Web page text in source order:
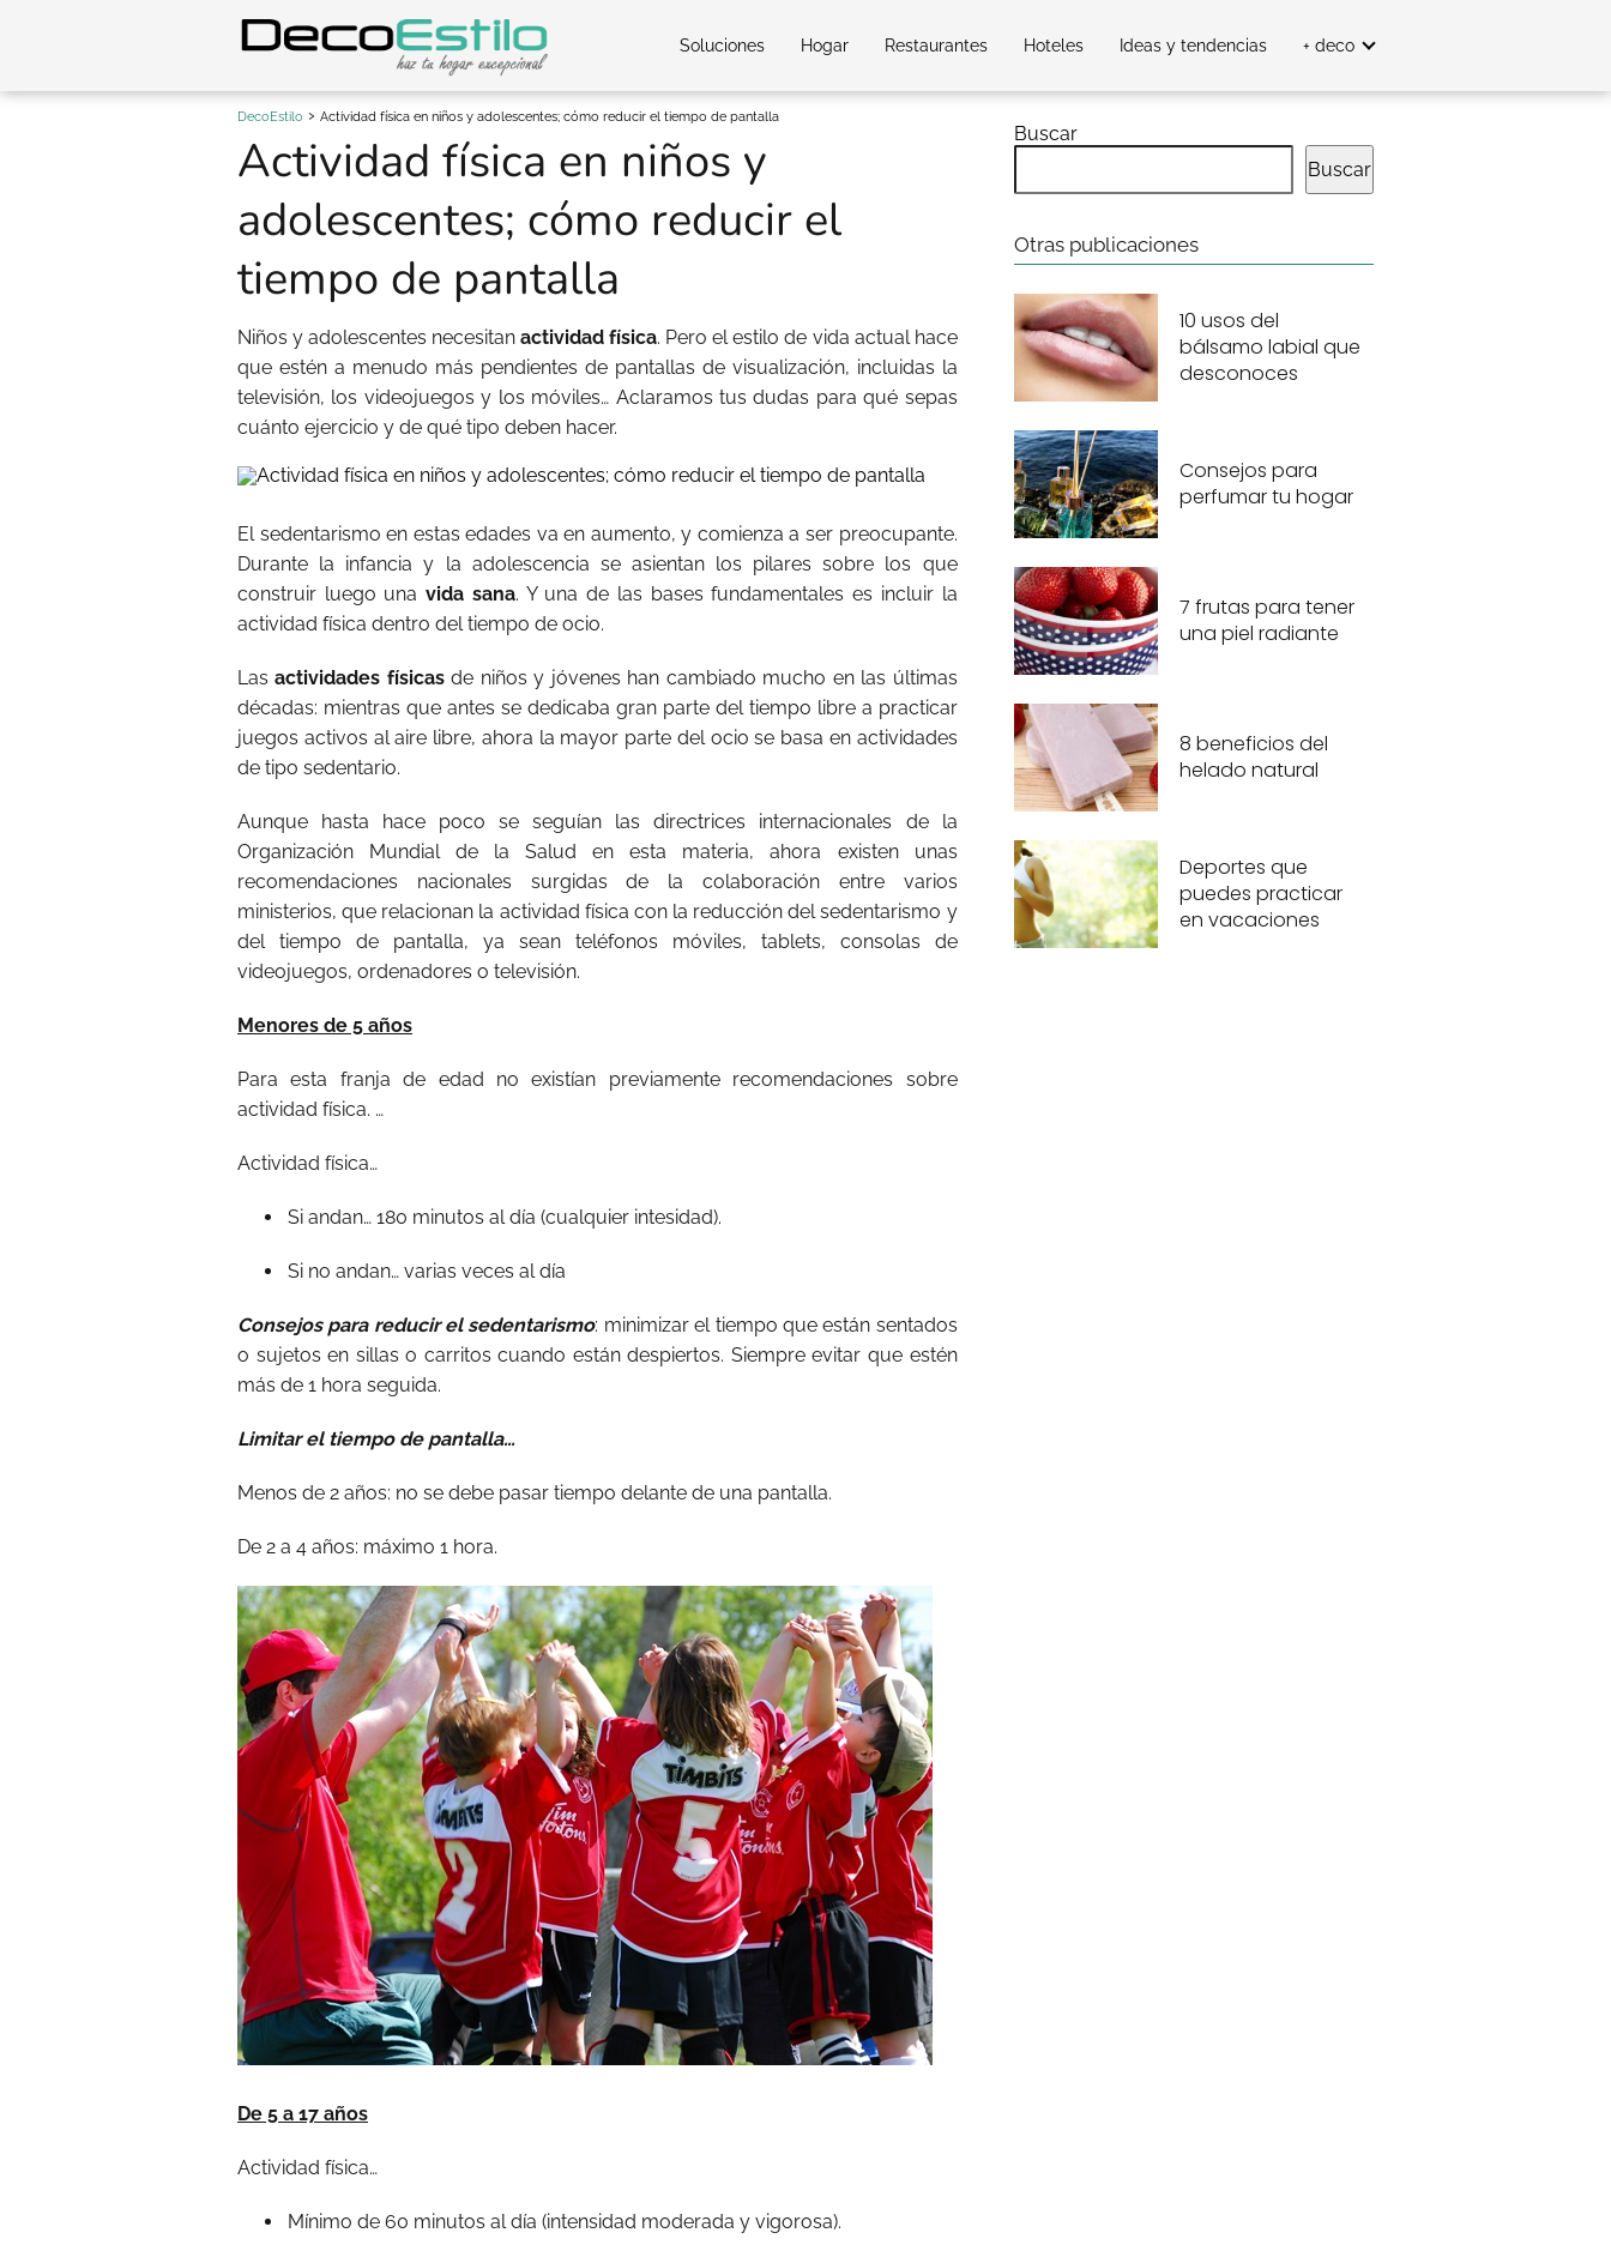
Soluciones Hogar Restaurantes Hoteles Ideas y tendencias + deco
DecoEstilo Actividad física en niños y adolescentes; cómo reducir el tiempo de pantalla
Actividad física en niños y
adolescentes; cómo reducir el
tiempo de pantalla
Niños y adolescentes necesitanactividad física. Pero el estilo de vida actual hace
que estén a menudo más pendientes de pantallas de visualización, incluidas la
televisión, los videojuegos y los móviles… Aclaramos tus dudas para qué sepas
cuánto ejercicio y de qué tipo deben hacer.
El sedentarismo en estas edades va en aumento, y comienza a ser preocupante.
Durante la infancia y la adolescencia se asientan los pilares sobre los que
construir luego unavida sana. Y una de las bases fundamentales es incluir la
actividad física dentro del tiempo de ocio.
Lasactividades físicasde niños y jóvenes han cambiado mucho en las últimas
décadas: mientras que antes se dedicaba gran parte del tiempo libre a practicar
juegos activos al aire libre, ahora la mayor parte del ocio se basa en actividades
de tipo sedentario.
Aunque hasta hace poco se seguían las directrices internacionales de la
Organización Mundial de la Salud en esta materia, ahora existen unas
recomendaciones nacionales surgidas de la colaboración entre varios
ministerios, que relacionan la actividad física con la reducción del sedentarismo y
del tiempo de pantalla, ya sean teléfonos móviles, tablets, consolas de
videojuegos, ordenadores o televisión.
Menores de 5 años
Para esta franja de edad no existían previamente recomendaciones sobre
actividad física. …
Actividad física…
Si andan… 180 minutos al día (cualquier intesidad).
Si no andan… varias veces al día
Consejos para reducir el sedentarismo: minimizar el tiempo que están sentados
o sujetos en sillas o carritos cuando están despiertos. Siempre evitar que estén
más de 1 hora seguida.
Limitar el tiempo de pantalla…
Menos de 2 años: no se debe pasar tiempo delante de una pantalla.
De 2 a 4 años: máximo 1 hora.
De 5 a 17 años
Actividad física…
Mínimo de 60 minutos al día (intensidad moderada y vigorosa).
Buscar
Buscar
Otras publicaciones
10 usos del
bálsamo labial que
desconoces
Consejos para
perfumar tu hogar
7 frutas para tener
una piel radiante
8 beneficios del
helado natural
Deportes que
puedes practicar
en vacaciones